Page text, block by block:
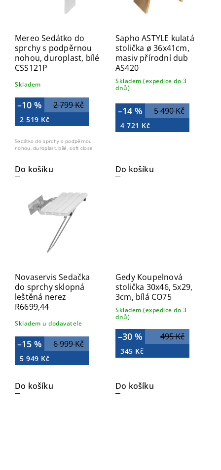
Mereo Sedátko do
sprchy s podpěrnou
nohou, duroplast, bílé
CSS121P
Skladem
2 799 Kč
–10 %
2 519 Kč
Do košíku
Sedátko do sprchy s podpěrnou
nohou, duroplast, bílé, soft close
Sapho ASTYLE kulatá
stolička ø 36x41cm,
masiv přírodní dub
AS420
Skladem (expedice do 3
dnů)
5 490 Kč
–14 %
4 721 Kč
Do košíku
Novaservis Sedačka
do sprchy sklopná
leštěná nerez
R6699,44
Skladem u dodavatele
6 999 Kč
–15 %
5 949 Kč
Do košíku
Gedy Koupelnová
stolička 30x46, 5x29,
3cm, bílá CO75
Skladem (expedice do 3
dnů)
495 Kč
–30 %
345 Kč
Do košíku